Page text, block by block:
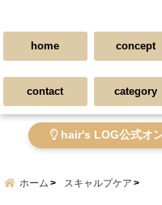
home concept
contact category
hair's LOG公式オ
ホーム スキャルプケア